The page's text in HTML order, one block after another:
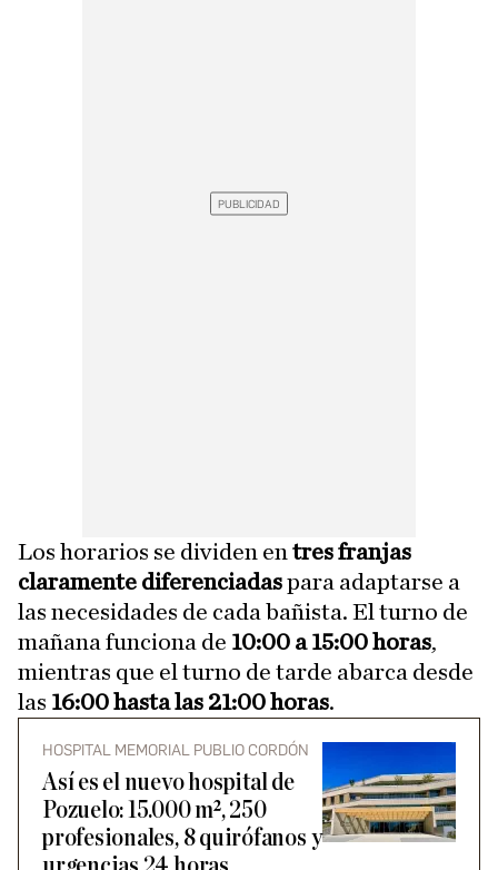
Los horarios se dividen en tres franjas
claramente diferenciadaspara adaptarse a
las necesidades de cada bañista. El turno de
mañana funciona de 10:00 a 15:00 horas,
mientras que el turno de tarde abarca desde
las 16:00 hasta las 21:00 horas.
HOSPITAL MEMORIAL PUBLIO CORDÓN
Así es el nuevo hospital de
Pozuelo: 15.000 m², 250
profesionales, 8 quirófanos y